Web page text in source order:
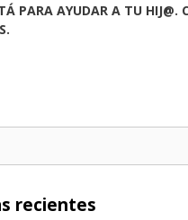
PARA AYUDAR A TU HIJ@.
recientes